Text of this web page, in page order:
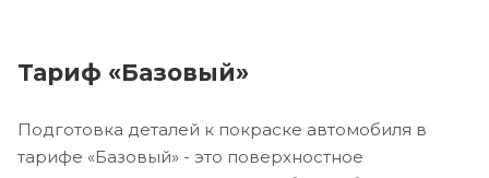
Тариф «Базовый»
Подготовка деталей к покраске автомобиля в
тарифе «Базовый» - это поверхностное